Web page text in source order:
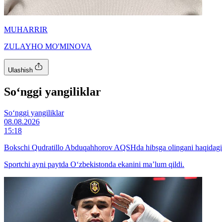
MUHARRIR
ZULAYHO MO'MINOVA
Ulashish
So‘nggi yangiliklar
So‘nggi yangiliklar
08.08.2026
15:18
Bokschi Qudratillo Abduqahhorov AQSHda hibsga olingani
Sportchi ayni paytda O‘zbekistonda ekanini ma’lum qildi.